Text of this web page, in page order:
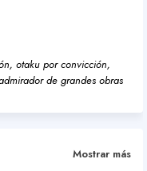
otaku por convicción,
de grandes obras
Mostrar más